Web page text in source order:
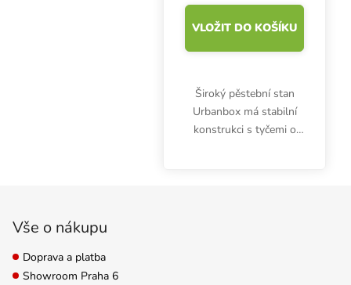
VLOŽIT DO KOŠÍKU
Široký pěstební stan
Urbanbox má stabilní
konstrukci s tyčemi o
Vše o nákupu
Doprava a platba
Showroom Praha 6